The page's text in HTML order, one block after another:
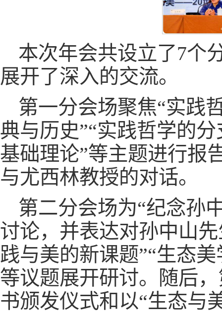
本次年会共设立了7个
展开了深入的交流。
第一分会场聚焦“实践
典与历史”“实践哲学的
基础理论”等主题进行报
与尤西林教授的对话。
第二分会场为“纪念孙
讨论，并表达对孙中山
践与美的新课题”“生态
等议题展开研讨。随后
书颁发仪式和以“生态与